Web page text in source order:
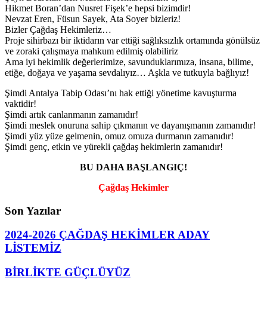
Hikmet Boran’dan Nusret Fişek’e hepsi bizimdir!
Nevzat Eren, Füsun Sayek, Ata Soyer bizleriz!
Bizler Çağdaş Hekimleriz…
Proje sihirbazı bir iktidarın var ettiği sağlıksızlık ortamında gönülsüz
ve zoraki çalışmaya mahkum edilmiş olabiliriz
Ama iyi hekimlik değerlerimize, savunduklarımıza, insana, bilime,
etiğe, doğaya ve yaşama sevdalıyız… Aşkla ve tutkuyla bağlıyız!
Şimdi Antalya Tabip Odası’nı hak ettiği yönetime kavuşturma
vaktidir!
Şimdi artık canlanmanın zamanıdır!
Şimdi meslek onuruna sahip çıkmanın ve dayanışmanın zamanıdır!
Şimdi yüz yüze gelmenin, omuz omuza durmanın zamanıdır!
Şimdi genç, etkin ve yürekli çağdaş hekimlerin zamanıdır!
BU DAHA BAŞLANGIÇ!
Çağdaş Hekimler
Son Yazılar
2024-2026 ÇAĞDAŞ HEKİMLER ADAY
LİSTEMİZ
BİRLİKTE GÜÇLÜYÜZ